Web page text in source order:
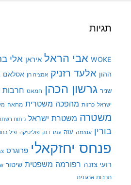
תגיות
WOKE אבי הראל איראן אלי
ההון אלעד רזניק אמציה חן אסלאם
שניר גרשון הכהן חמאס חרבות
ישראל כרזות מהפכה משטרית מחאה
משטרה משטרת ישראל ניתוח
בורין עוצמה עזה עמר דנק פוליטיקה פיל
פנחס יחזקאלי פרוגרס
רועי צזנה רפורמה משפטית שיטור
תרבות ארגונית